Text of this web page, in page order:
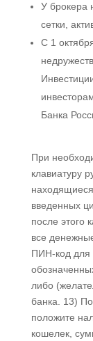
У брокера
сетки,
С 1
Банка
При
клавиатуру
введенных
после этого
все
ПИН-код для
либо
банка. 13)
положите
кошелек,